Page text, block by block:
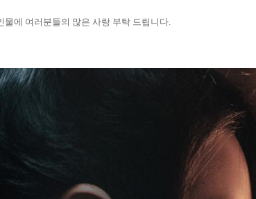
물에 여러분들의 많은 사랑 부탁 드립니다.